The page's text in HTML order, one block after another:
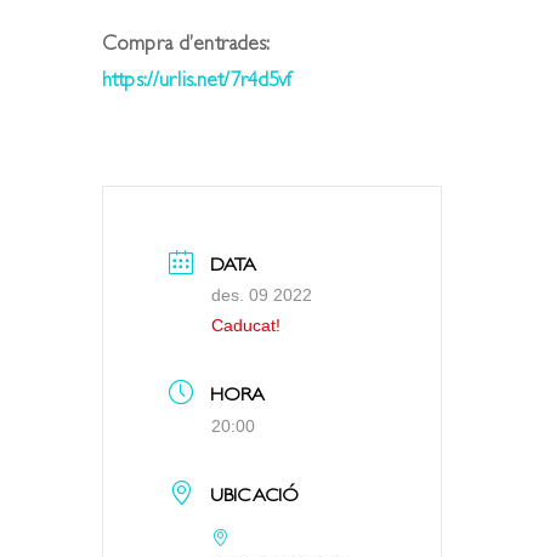
Compra d’entrades:
https://urlis.net/7r4d5vf
DATA
des. 09 2022
Caducat!
HORA
20:00
UBICACIÓ